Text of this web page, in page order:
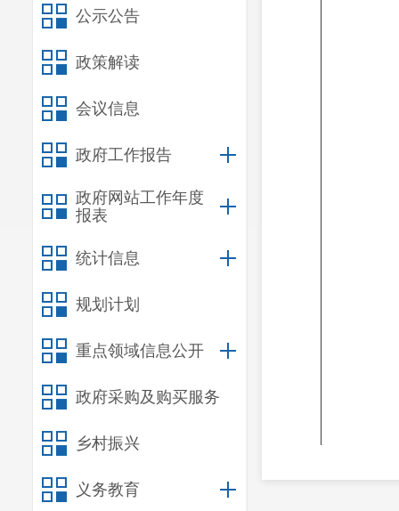
公示公告
政策解读
会议信息
政府工作报告
政府网站工作年度
报表
统计信息
规划计划
重点领域信息公开
政府采购及购买服务
乡村振兴
义务教育